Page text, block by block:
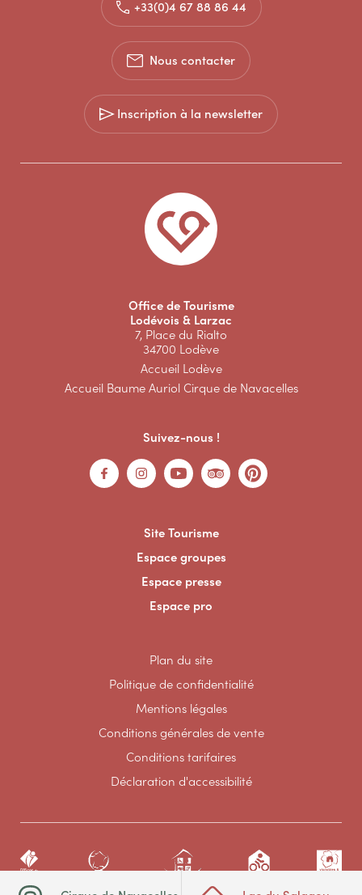
+33(0)4 67 88 86 44
Nous contacter
Inscription à la newsletter
Office de Tourisme
Lodévois & Larzac
7, Place du Rialto
34700 Lodève
Accueil Lodève
Accueil Baume Auriol Cirque de Navacelles
Suivez-nous !
Site Tourisme
Espace groupes
Espace presse
Espace pro
Plan du site
Politique de confidentialité
Mentions légales
Conditions générales de vente
Conditions tarifaires
Déclaration d'accessibilité